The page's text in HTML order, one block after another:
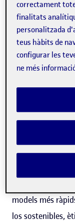
obert aIEEE
of Intelligent
“També
que la IA
qualsevol
privacitat
"L'eficiència
models més
los sostenibles,
correctament
finalitats
personalitzada
teus hàbits de
configurar les
ne més